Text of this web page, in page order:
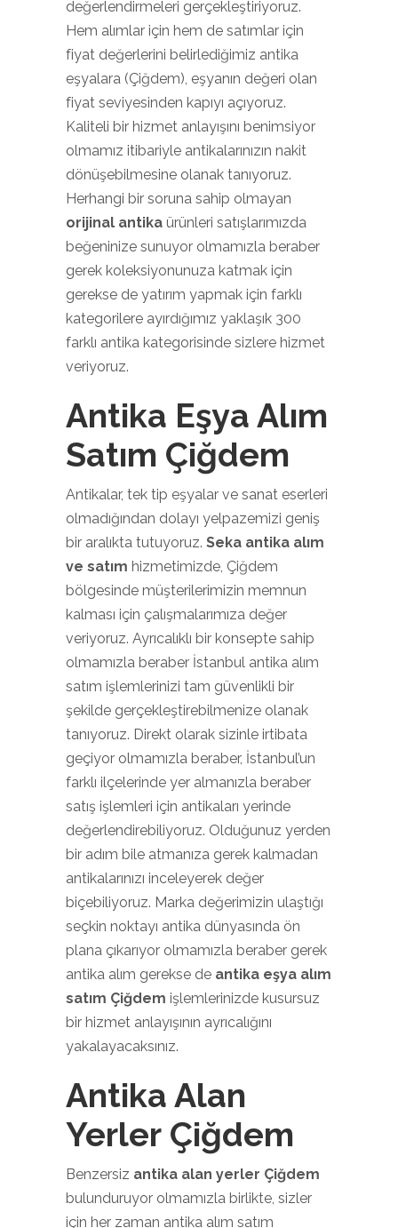
değerlendirmeleri gerçekleştiriyoruz.
Hem alımlar için hem de satımlar için
fiyat değerlerini belirlediğimiz antika
eşyalara (Çiğdem), eşyanın değeri olan
fiyat seviyesinden kapıyı açıyoruz.
Kaliteli bir hizmet anlayışını benimsiyor
olmamız itibariyle antikalarınızın nakit
dönüşebilmesine olanak tanıyoruz.
Herhangi bir soruna sahip olmayan
orijinal antika ürünleri satışlarımızda
beğeninize sunuyor olmamızla beraber
gerek koleksiyonunuza katmak için
gerekse de yatırım yapmak için farklı
kategorilere ayırdığımız yaklaşık 300
farklı antika kategorisinde sizlere hizmet
veriyoruz.
Antika Eşya Alım
Satım Çiğdem
Antikalar, tek tip eşyalar ve sanat eserleri
olmadığından dolayı yelpazemizi geniş
bir aralıkta tutuyoruz. Seka antika alım
ve satım hizmetimizde, Çiğdem
bölgesinde müşterilerimizin memnun
kalması için çalışmalarımıza değer
veriyoruz. Ayrıcalıklı bir konsepte sahip
olmamızla beraber İstanbul antika alım
satım işlemlerinizi tam güvenlikli bir
şekilde gerçekleştirebilmenize olanak
tanıyoruz. Direkt olarak sizinle irtibata
geçiyor olmamızla beraber, İstanbul’un
farklı ilçelerinde yer almanızla beraber
satış işlemleri için antikaları yerinde
değerlendirebiliyoruz. Olduğunuz yerden
bir adım bile atmanıza gerek kalmadan
antikalarınızı inceleyerek değer
biçebiliyoruz. Marka değerimizin ulaştığı
seçkin noktayı antika dünyasında ön
plana çıkarıyor olmamızla beraber gerek
antika alım gerekse de antika eşya alım
satım Çiğdem işlemlerinizde kusursuz
bir hizmet anlayışının ayrıcalığını
yakalayacaksınız.
Antika Alan
Yerler Çiğdem
Benzersiz antika alan yerler Çiğdem
bulunduruyor olmamızla birlikte, sizler
için her zaman antika alım satım